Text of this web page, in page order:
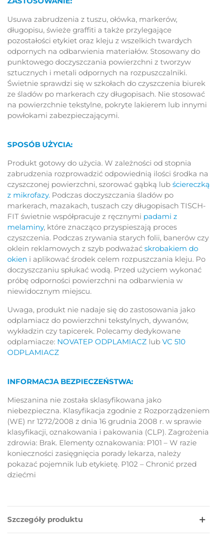
Usuwa zabrudzenia z tuszu, ołówka, markerów,
długopisu, świeże graffiti a także przylegające
pozostałości etykiet oraz kleju z wszelkich twardych
odpornych na odbarwienia materiałów. Stosowany do
punktowego doczyszczania powierzchni z tworzyw
sztucznych i metali odpornych na rozpuszczalniki.
Świetnie sprawdzi się w szkołach do czyszczenia biurek
ze śladów po markerach czy długopisach. Nie stosować
na powierzchnie tekstylne, pokryte lakierem lub innymi
powłokami zabezpieczającymi.
SPOSÓB UŻYCIA:
Produkt gotowy do użycia. W zależności od stopnia
zabrudzenia rozprowadzić odpowiednią ilości środka na
czyszczonej powierzchni, szorować gąbką lub ściereczką
z mikrofazy. Podczas doczyszczania śladów po
markerach, mazakach, tuszach czy długopisach TISCH-
FIT świetnie współpracuje z ręcznymi padami z
melaminy, które znacząco przyspieszają proces
czyszczenia. Podczas zrywania starych folii, banerów czy
oklein reklamowych z szyb podważać skrobakiem do
okien i aplikować środek celem rozpuszczania kleju. Po
doczyszczaniu spłukać wodą. Przed użyciem wykonać
próbę odporności powierzchni na odbarwienia w
niewidocznym miejscu.
Uwaga, produkt nie nadaje się do zastosowania jako
odplamiacz do powierzchni tekstylnych, dywanów,
wykładzin czy tapicerek. Polecamy dedykowane
odplamiacze: NOVATEP ODPLAMIACZ lub VC 510
ODPLAMIACZ
INFORMACJA BEZPIECZEŃSTWA:
Mieszanina nie została sklasyfikowana jako
niebezpieczna. Klasyfikacja zgodnie z Rozporządzeniem
(WE) nr 1272/2008 z dnia 16 grudnia 2008 r. w sprawie
klasyfikacji, oznakowania i pakowania (CLP). Zagrożenia
zdrowia: Brak. Elementy oznakowania: P101 – W razie
konieczności zasięgnięcia porady lekarza, należy
pokazać pojemnik lub etykietę. P102 – Chronić przed
dziećmi
Szczegóły produktu